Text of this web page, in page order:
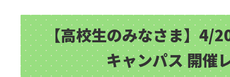
【高校生のみなさま】4/
キャンパス 開催